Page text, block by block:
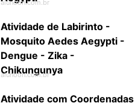
alunoon.com.br
Atividade de Labirinto -
Mosquito Aedes Aegypti -
Dengue - Zika -
Chikungunya
alunoon.com.br
Atividade com Coordenadas